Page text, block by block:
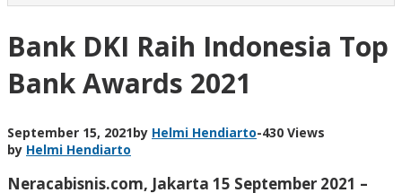
Bank DKI Raih Indonesia Top
Bank Awards 2021
September 15, 2021by Helmi Hendiarto-430 Views
by Helmi Hendiarto
Neracabisnis.com, Jakarta 15 September 2021 –